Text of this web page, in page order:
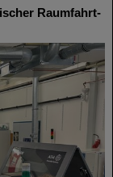
Raumfahrt-